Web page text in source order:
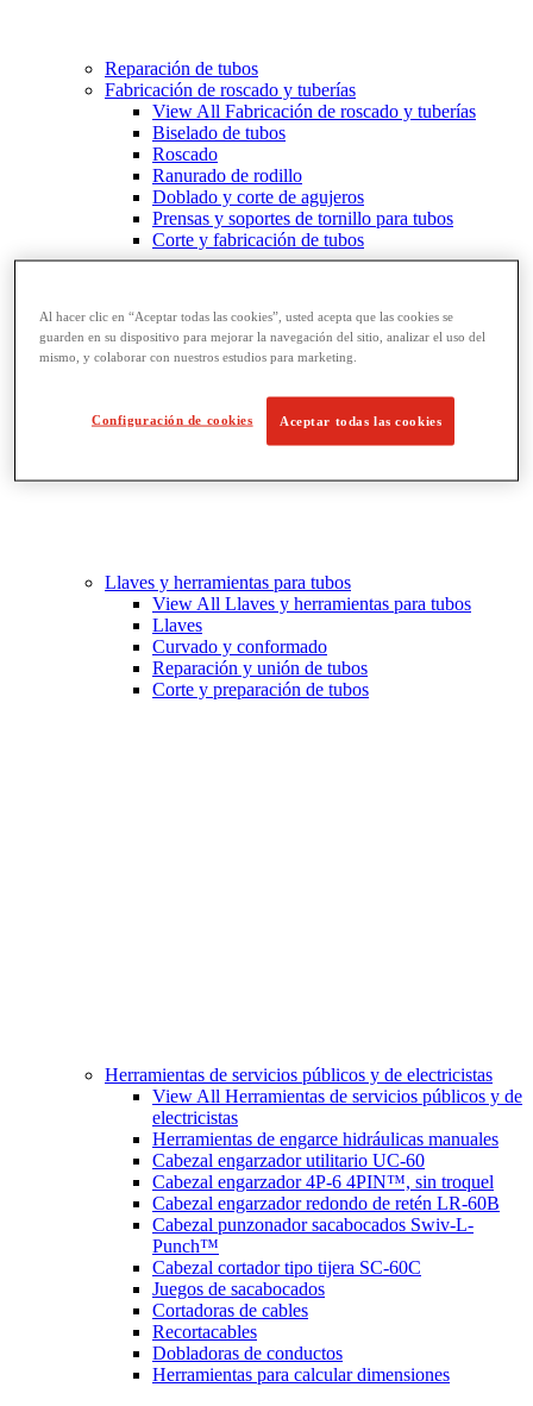
Reparación de tubos
Fabricación de roscado y tuberías
View All Fabricación de roscado y tuberías
Biselado de tubos
Roscado
Ranurado de rodillo
Doblado y corte de agujeros
Prensas y soportes de tornillo para tubos
Corte y fabricación de tubos
Llaves y herramientas para tubos
View All Llaves y herramientas para tubos
Llaves
Curvado y conformado
Reparación y unión de tubos
Corte y preparación de tubos
Herramientas de servicios públicos y de electricistas
View All Herramientas de servicios públicos y de
electricistas
Herramientas de engarce hidráulicas manuales
Cabezal engarzador utilitario UC-60
Cabezal engarzador 4P-6 4PIN™, sin troquel
Cabezal engarzador redondo de retén LR-60B
Cabezal punzonador sacabocados Swiv-L-
Punch™
Cabezal cortador tipo tijera SC-60C
Juegos de sacabocados
Cortadoras de cables
Recortacables
Dobladoras de conductos
Herramientas para calcular dimensiones
Al hacer clic en “Aceptar todas las cookies”, usted acepta que las cookies se
guarden en su dispositivo para mejorar la navegación del sitio, analizar el uso del
mismo, y colaborar con nuestros estudios para marketing.
Configuración de cookies Aceptar todas las cookies